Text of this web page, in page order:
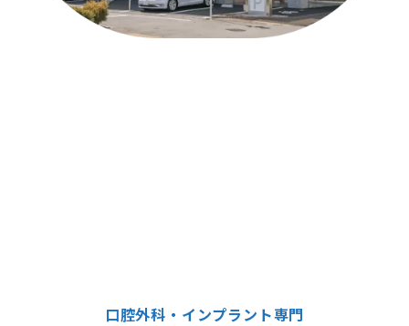
口腔外科・インプラント専門